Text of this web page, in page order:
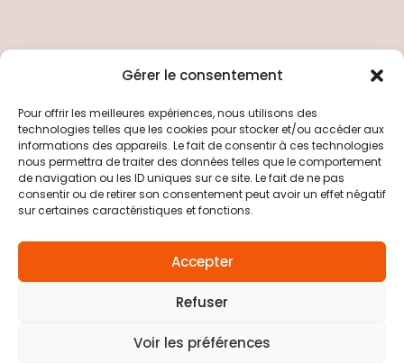
Gérer le consentement
Pour offrir les meilleures expériences, nous utilisons des
technologies telles que les cookies pour stocker et/ou accéder aux
informations des appareils. Le fait de consentir à ces technologies
nous permettra de traiter des données telles que le comportement
de navigation ou les ID uniques sur ce site. Le fait de ne pas
consentir ou de retirer son consentement peut avoir un effet négatif
sur certaines caractéristiques et fonctions.
Accepter
Refuser
Voir les préférences
Copyright © 2026 Electricité Générale particulier
et professionnel
Politique de confidentialité
Mentions Légales